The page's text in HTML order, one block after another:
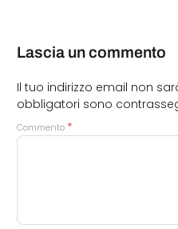
Lascia un commento
Il tuo indirizzo email non
obbligatori sono
Commento *